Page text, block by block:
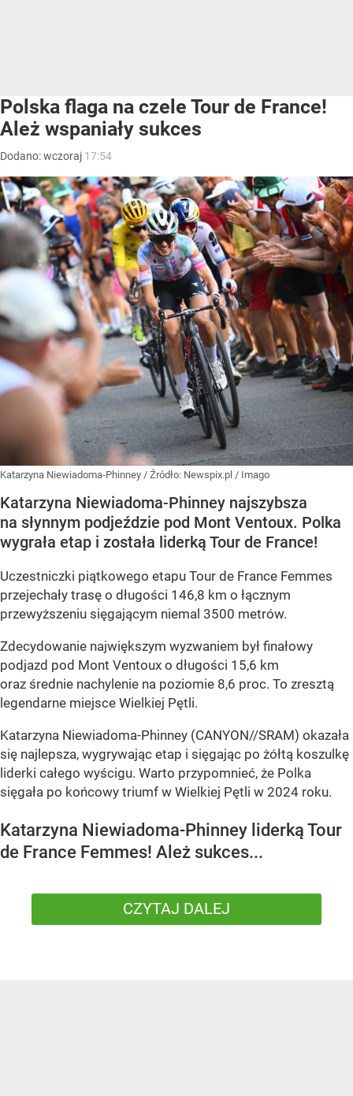
Polska flaga na czele Tour de France!
Ależ wspaniały sukces
Dodano:wczoraj 17:54
Katarzyna Niewiadoma-Phinney / Źródło: Newspix.pl / Imago
Katarzyna Niewiadoma-Phinney najszybsza
na słynnym podjeździe pod Mont Ventoux. Polka
wygrała etap i została liderką Tour de France!
Uczestniczki piątkowego etapu Tour de France Femmes
przejechały trasę o długości 146,8 km o łącznym
przewyższeniu sięgającym niemal 3500 metrów.
Zdecydowanie największym wyzwaniem był finałowy
podjazd pod Mont Ventoux o długości 15,6 km
oraz średnie nachylenie na poziomie 8,6 proc. To zresztą
legendarne miejsce Wielkiej Pętli.
Katarzyna Niewiadoma-Phinney (CANYON//SRAM) okazała
się najlepsza, wygrywając etap i sięgając po żółtą koszulkę
liderki całego wyścigu. Warto przypomnieć, że Polka
sięgała po końcowy triumf w Wielkiej Pętli w 2024 roku.
Katarzyna Niewiadoma-Phinney liderką Tour
de France Femmes! Ależ sukces...
CZYTAJ DALEJ